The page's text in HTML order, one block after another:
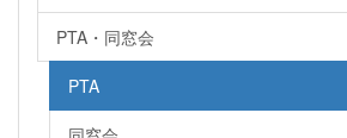
PTA・同窓会
PTA